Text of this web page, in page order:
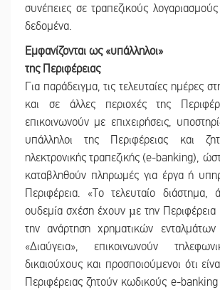
συνέπειες σε τραπεζικούς
δεδομένα.
Εμφανίζονται ως «υπάλληλοι»
της Περιφέρειας
Για παράδειγμα, τις τελευταίες ημέρες
και σε άλλες περιοχές της
επικοινωνούν με επιχειρήσεις,
υπάλληλοι της Περιφέρειας και
ηλεκτρονικής τραπεζικής (e-banking),
καταβληθούν πληρωμές για έργα ή
Περιφέρεια. «Το τελευταίο διάστημα,
ουδεμία σχέση έχουν µε την
την ανάρτηση χρηματικών
«Διαύγεια», επικοινωνούν
δικαιούχους και προσποιούμενοι ότι
Περιφέρειας ζητούν κωδικούς e-